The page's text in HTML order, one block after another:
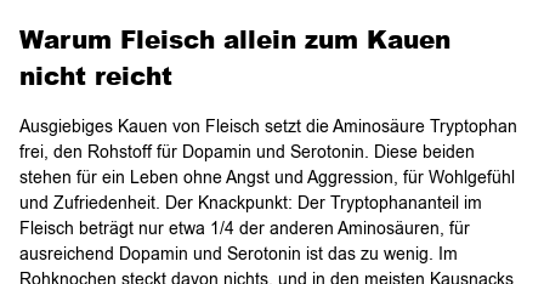
Warum Fleisch allein zum Kauen
nicht reicht
Ausgiebiges Kauen von Fleisch setzt die Aminosäure Tryptophan
frei, den Rohstoff für Dopamin und Serotonin. Diese beiden
stehen für ein Leben ohne Angst und Aggression, für Wohlgefühl
und Zufriedenheit. Der Knackpunkt: Der Tryptophananteil im
Fleisch beträgt nur etwa 1/4 der anderen Aminosäuren, für
ausreichend Dopamin und Serotonin ist das zu wenig. Im